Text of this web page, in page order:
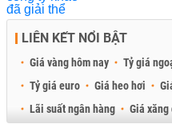
LIÊN KẾT NỔI BẬT
Giá vàng hôm nay Tỷ giá
Tỷ giá euro
Giá heo hơi
Lãi suất ngân hàng
Giá xăng